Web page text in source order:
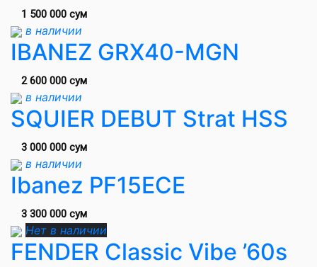
1 500 000 сум
в наличии
IBANEZ GRX40-MGN
2 600 000 сум
в наличии
SQUIER DEBUT Strat HSS
3 000 000 сум
в наличии
Ibanez PF15ECE
3 300 000 сум
Нет в наличии
FENDER Classic Vibe ’60s